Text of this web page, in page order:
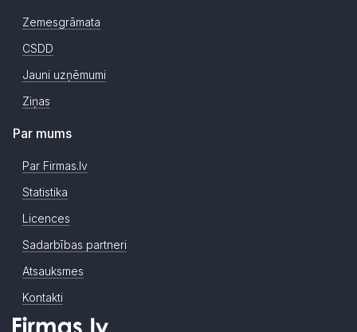
Zemesgrāmata
CSDD
Jauni uzņēmumi
Ziņas
Par mums
Par Firmas.lv
Statistika
Licences
Sadarbības partneri
Atsauksmes
Kontakti